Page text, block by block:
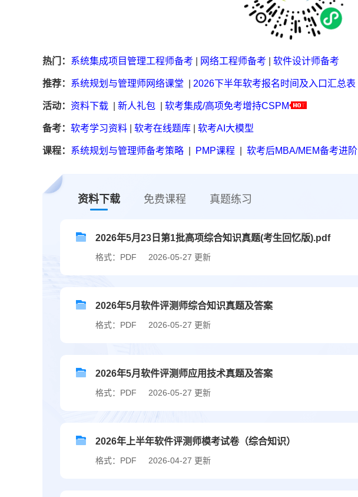
热门： 系统集成项目管理工程师备考 网络工程师备考 软件设计师备考
推荐： 系统规划与管理师网络课堂 2026下半年软考报名时间及入口汇总表
活动： 资料下载 新人礼包 软考集成/高项免考增持CSPM
备考： 软考学习资料 软考在线题库 软考AI大模型
课程： 系统规划与管理师备考策略 PMP课程 软考后MBA/MEM备考进阶
资料下载 免费课程 真题练习
2026年5月23日第1批高项综合知识真题(考生回忆版).pdf
格式：PDF 2026-05-27 更新
2026年5月软件评测师综合知识真题及答案
格式：PDF 2026-05-27 更新
2026年5月软件评测师应用技术真题及答案
格式：PDF 2026-05-27 更新
2026年上半年软件评测师模考试卷（综合知识）
格式：PDF 2026-04-27 更新